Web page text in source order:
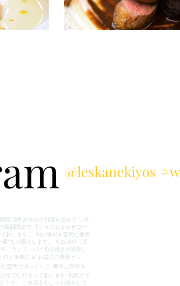
@leskanekiyos